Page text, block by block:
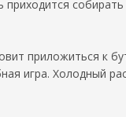
приложиться к
игра. Холодный